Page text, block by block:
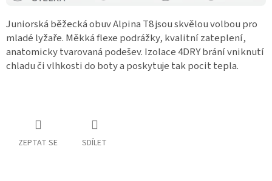
Juniorská běžecká obuv Alpina T8 jsou skvělou volbou pro
mladé lyžaře. Měkká flexe podrážky, kvalitní zateplení,
anatomicky tvarovaná podešev. Izolace 4DRY brání vniknutí
chladu či vlhkosti do boty a poskytuje tak pocit tepla.
ZEPTAT SE SDÍLET